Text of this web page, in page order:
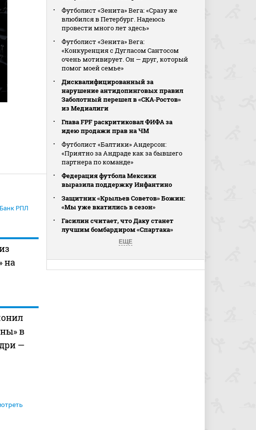
РПЛ
на
в
—
Футболист «Зенита» Вега: «Сразу же
влюбился в Петербург. Надеюсь
провести много лет здесь»
Футболист «Зенита» Вега:
«Конкуренция с Дугласом Сантосом
очень мотивирует. Он — друг, который
помог моей семье»
Дисквалифицированный за
нарушение антидопинговых правил
Заболотный перешел в «СКА‑Ростов»
из Медиалиги
Глава FPF раскритиковал ФИФА за
идею продажи прав на ЧМ
Футболист «Балтики» Андерсон:
«Приятно за Андраде как за бывшего
партнера по команде»
Федерация футбола Мексики
выразила поддержку Инфантино
Защитник «Крыльев Советов» Божин:
«Мы уже вкатились в сезон»
Гасилин считает, что Даку станет
лучшим бомбардиром «Спартака»
ЕЩЕ